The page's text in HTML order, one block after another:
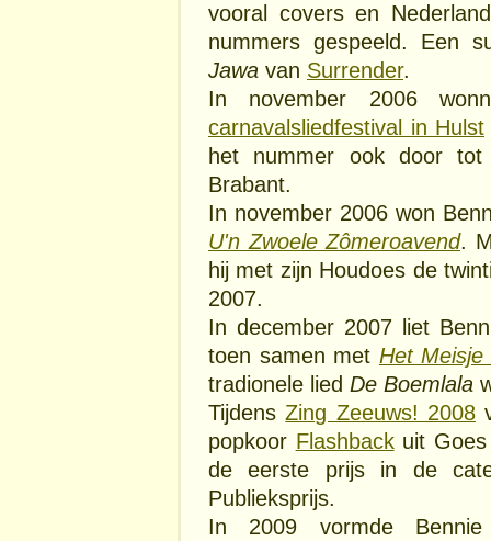
vooral covers en
nummers gespeeld. Een
Jawa van Surrender.
In november 2006
carnavalsliedfestival in Hulst
het nummer ook door
Brabant.
In november 2006 won
U'n Zwoele Zômeroavend.
hij met zijn Houdoes de
2007.
In december 2007 liet
toen samen met Het
tradionele lied De Boemlala
TijdensZing Zeeuws! 2008
popkoor Flashbackuit
de eerste prijs in de
Publieksprijs.
In 2009 vormde